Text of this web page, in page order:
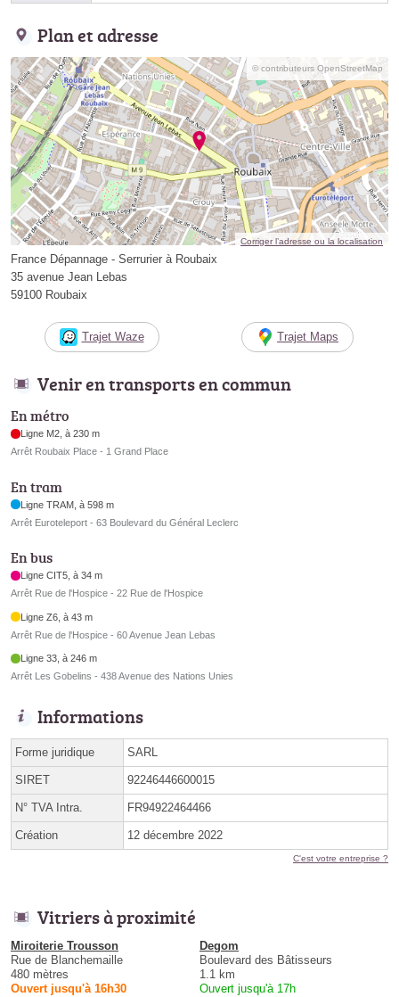
Plan et adresse
© contributeurs OpenStreetMap
Corriger l’adresse ou la localisation
France Dépannage - Serrurier à Roubaix
35 avenue Jean Lebas
59100 Roubaix
Trajet Waze Trajet Maps
Venir en transports en commun
En métro
Ligne M2, à 230 m
Arrêt Roubaix Place - 1 Grand Place
En tram
Ligne TRAM, à 598 m
Arrêt Euroteleport - 63 Boulevard du Général Leclerc
En bus
Ligne CIT5, à 34 m
Arrêt Rue de l'Hospice - 22 Rue de l'Hospice
Ligne Z6, à 43 m
Arrêt Rue de l'Hospice - 60 Avenue Jean Lebas
Ligne 33, à 246 m
Arrêt Les Gobelins - 438 Avenue des Nations Unies
Informations
Forme juridique SARL
SIRET 92246446600015
N° TVA Intra. FR94922464466
Création 12 décembre 2022
C'est votre entreprise ?
Vitriers à proximité
Miroiterie Trousson
Rue de Blanchemaille
480 mètres
Ouvert jusqu'à 16h30
Degom
Boulevard des Bâtisseurs
1.1 km
Ouvert jusqu'à 17h